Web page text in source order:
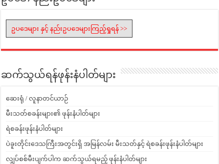
ဥပဒေများ နှင့် နည်းဥပဒေများကြည့်ရှုရန် >>
ဆက်သွယ်ရန်ဖုန်းနံပါတ်များ
ဆေးရုံ / လူနာတင်ယာဉ်
မီးသတ်စခန်းများ၏ ဖုန်းနံပါတ်များ
ရဲစခန်းဖုန်းနံပါတ်များ
ပဲခူးတိုင်းဒေသကြီးအတွင်းရှိ အမြန်လမ်း မီးသတ်နှင့် ရဲစခန်းဖုန်းနံပါတ်များ
လျှပ်စစ်မီးပျက်ပါက ဆက်သွယ်ရမည့် ဖုန်းနံပါတ်များ